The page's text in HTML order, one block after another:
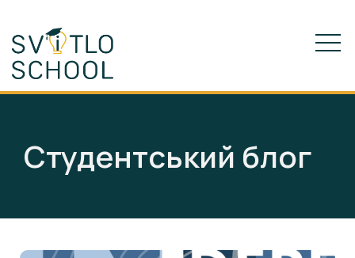
Студентський блог